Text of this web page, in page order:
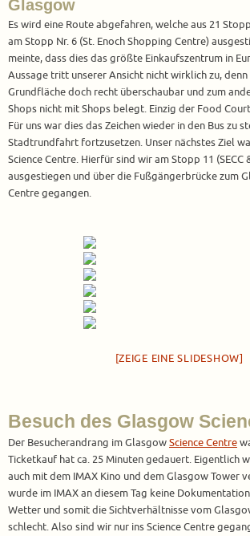
Glasgow
Es wird eine Route abgefahren, welche aus 21
am Stopp Nr. 6 (St. Enoch Shopping Centre)
meinte, dass dies das größte Einkaufszentrum in
Aussage tritt unserer Ansicht nicht wirklich zu, denn
Grundfläche doch recht überschaubar und zum
Shops nicht mit Shops belegt. Einzig der Food
Für uns war dies das Zeichen wieder in den Bus zu
Stadtrundfahrt fortzusetzen. Unser nächstes Ziel
Science Centre. Hierfür sind wir am Stopp 11 (SECC
ausgestiegen und über die Fußgängerbrücke zum
Centre gegangen.
[ZEIGE EINE SLIDESHOW]
Besuch des Glasgow
Der Besucherandrang im GlasgowScience Centre
Ticketkauf hat ca. 25 Minuten gedauert. Eigentlich
auch mit dem IMAX Kino und dem Glasgow Tower
wurde im IMAX an diesem Tag keine
Wetter und somit die Sichtverhältnisse vom
schlecht. Also sind wir nur ins Science Centre